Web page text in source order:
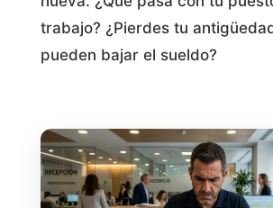
trabajo? ¿Pierdes tu
pueden bajar el sueldo?